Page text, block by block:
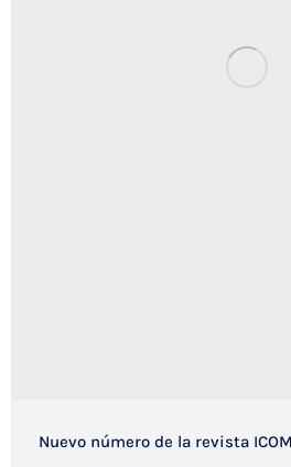
Nuevo número de la revista